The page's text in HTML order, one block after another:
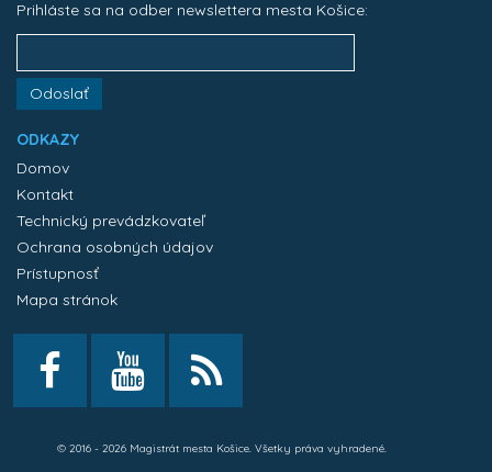
Prihláste sa na odber newslettera mesta Košice:
Odoslať
ODKAZY
Domov
Kontakt
Technický prevádzkovateľ
Ochrana osobných údajov
Prístupnosť
Mapa stránok
© 2016 - 2026 Magistrát mesta Košice. Všetky práva vyhradené.